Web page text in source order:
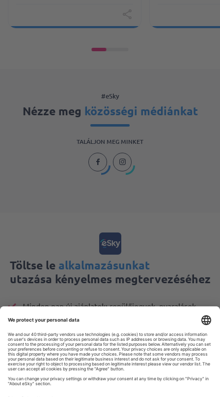
#eSky
Nézze meg közösségi médiánkat
TALÁLJON MEG MINKET
Töltse le alkalmazásunkat
utazása kényelmes megtervezéséhez
Minden nap új ajánlatok: repülőjegyek, nyaralások,
városlátogatások
A foglalások kényelmes kezelése
Minden, ami számít, mindig kéznél van!
4.6